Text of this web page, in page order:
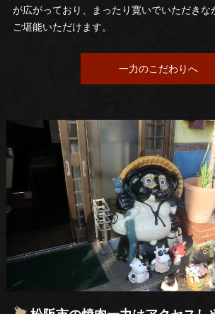
が広がっており、まったり寛いでいただきな
ご堪能いただけます。
一力のこだわりへ